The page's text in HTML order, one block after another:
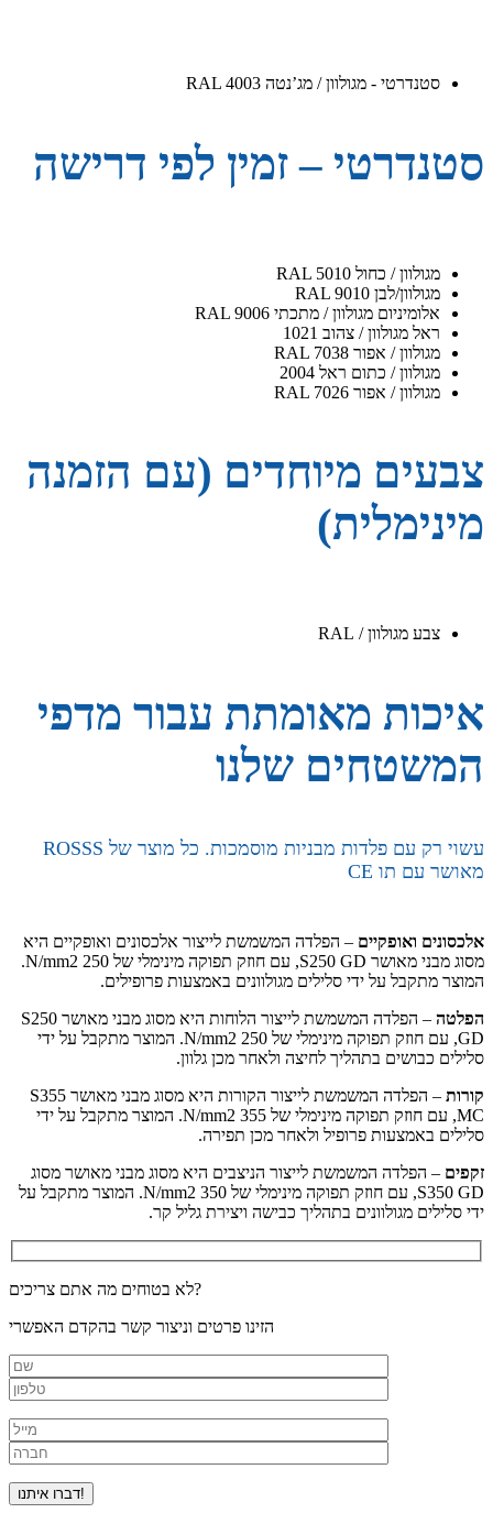
סטנדרטי - מגולוון / מג’נטה RAL 4003
סטנדרטי – זמין לפי דרישה
מגולוון / כחול RAL 5010
מגולוון/לבן RAL 9010
אלומיניום מגולוון / מתכתי RAL 9006
ראל מגולוון / צהוב 1021
מגולוון / אפור RAL 7038
מגולוון / כתום ראל 2004
מגולוון / אפור RAL 7026
צבעים מיוחדים (עם הזמנה
מינימלית)
צבע מגולוון / RAL
איכות מאומתת עבור מדפי
המשטחים שלנו
עשוי רק עם פלדות מבניות מוסמכות. כל מוצר של ROSSS
מאושר עם תו CE
אלכסונים ואופקיים – הפלדה המשמשת לייצור אלכסונים ואופקיים היא
מסוג מבני מאושר S250 GD, עם חוזק תפוקה מינימלי של 250 N/mm2.
המוצר מתקבל על ידי סלילים מגולוונים באמצעות פרופילים.
הפלטה
– הפלדה המשמשת לייצור הלוחות היא מסוג מבני מאושר S250
GD, עם חוזק תפוקה מינימלי של 250 N/mm2. המוצר מתקבל על ידי
סלילים כבושים בתהליך לחיצה ולאחר מכן גלוון.
קורות
– הפלדה המשמשת לייצור הקורות היא מסוג מבני מאושר S355
MC, עם חוזק תפוקה מינימלי של 355 N/mm2. המוצר מתקבל על ידי
סלילים באמצעות פרופיל ולאחר מכן תפירה.
זקפים – הפלדה המשמשת לייצור הניצבים היא מסוג מבני מאושר מסוג
S350 GD, עם חוזק תפוקה מינימלי של 350 N/mm2. המוצר מתקבל על
ידי סלילים מגולוונים בתהליך כבישה ויצירת גליל קר.
לא בטוחים מה אתם צריכים?
הזינו פרטים וניצור קשר בהקדם האפשרי